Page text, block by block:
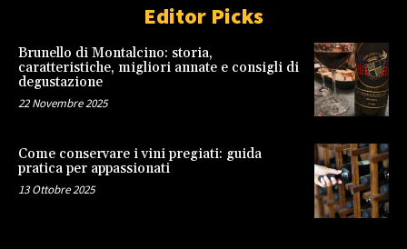
Editor Picks
Brunello di Montalcino: storia,
caratteristiche, migliori annate e consigli di
degustazione
22 Novembre 2025
Come conservare i vini pregiati: guida
pratica per appassionati
13 Ottobre 2025